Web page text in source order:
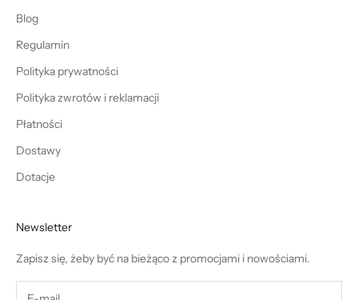
Blog
Regulamin
Polityka prywatności
Polityka zwrotów i reklamacji
Płatności
Dostawy
Dotacje
Newsletter
Zapisz się, żeby być na bieżąco z promocjami i nowościami.